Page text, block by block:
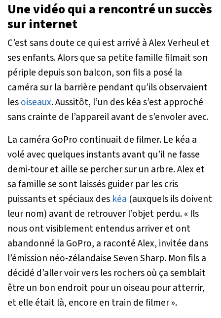
Une vidéo qui a rencontré un succès
sur internet
C’est sans doute ce qui est arrivé à Alex Verheul et
ses enfants. Alors que sa petite famille filmait son
périple depuis son balcon, son fils a posé la
caméra sur la barrière pendant qu’ils observaient
lesoiseaux. Aussitôt, l’un des kéa s’est approché
sans crainte de l’appareil avant de s’envoler avec.
La caméra GoPro continuait de filmer. Le kéa a
volé avec quelques instants avant qu’il ne fasse
demi-tour et aille se percher sur un arbre. Alex et
sa famille se sont laissés guider par les cris
puissants et spéciaux des kéa (auxquels ils doivent
leur nom) avant de retrouver l’objet perdu. « Ils
nous ont visiblement entendus arriver et ont
abandonné la GoPro, a raconté Alex, invitée dans
l’émission néo-zélandaiseSeven Sharp. Mon fils a
décidé d’aller voir vers les rochers où ça semblait
être un bon endroit pour un oiseau pour atterrir,
et elle était là, encore en train de filmer».